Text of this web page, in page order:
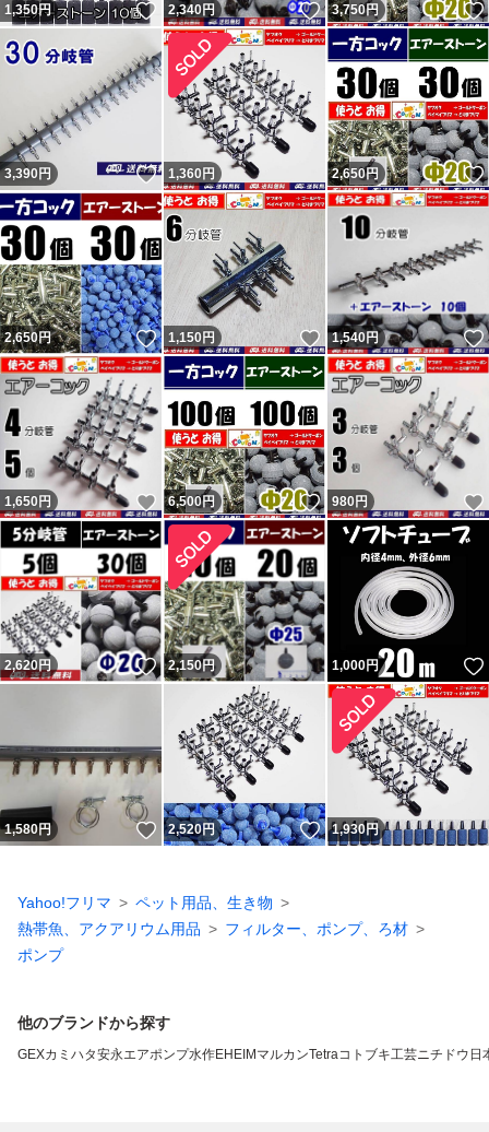
1,350円 いいね！
2,340円 いいね！
3,750円
3,390円 いいね！
1,360 円 2,650円
2,650円 いいね！
1,150円 いいね！
1,540円
1,650円 いいね！
6,500円 いいね！
980円
2,620 円 いいね！
2,150円 1,000円
1,580円 いいね！
2,520円 いいね！
1,930円
Yahoo!フリマ
ペット用品、生き物
熱帯魚、アクアリウム用品
フィルター、ポンプ、ろ材
ポンプ
他のブランドから探す
GEXカミハタ安永エアポンプ水作EHEIM マルカンTetraコトブキ工芸ニチドウ 日